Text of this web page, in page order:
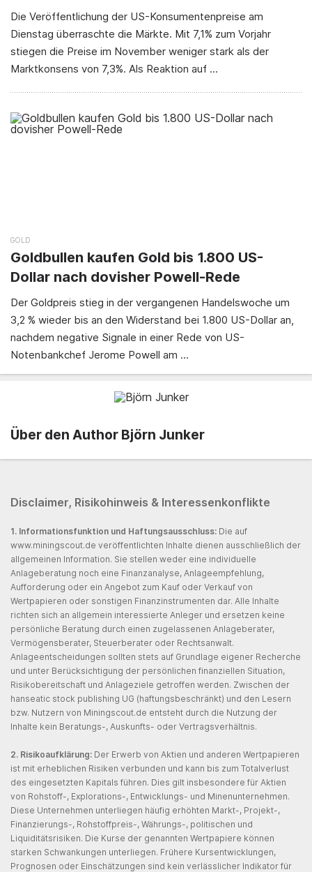
Die Veröffentlichung der US-Konsumentenpreise am
Dienstag überraschte die Märkte. Mit 7,1% zum Vorjahr
stiegen die Preise im November weniger stark als der
Marktkonsens von 7,3%. Als Reaktion auf ...
GOLD
Goldbullen kaufen Gold bis 1.800 US-
Dollar nach dovisher Powell-Rede
Der Goldpreis stieg in der vergangenen Handelswoche um
3,2 % wieder bis an den Widerstand bei 1.800 US-Dollar an,
nachdem negative Signale in einer Rede von US-
Notenbankchef Jerome Powell am ...
Über den Author Björn Junker
Disclaimer, Risikohinweis & Interessenkonflikte
1. Informationsfunktion und Haftungsausschluss: Die auf
www.miningscout.de veröffentlichten Inhalte dienen ausschließlich der
allgemeinen Information. Sie stellen weder eine individuelle
Anlageberatung noch eine Finanzanalyse, Anlageempfehlung,
Aufforderung oder ein Angebot zum Kauf oder Verkauf von
Wertpapieren oder sonstigen Finanzinstrumenten dar. Alle Inhalte
richten sich an allgemein interessierte Anleger und ersetzen keine
persönliche Beratung durch einen zugelassenen Anlageberater,
Vermögensberater, Steuerberater oder Rechtsanwalt.
Anlageentscheidungen sollten stets auf Grundlage eigener Recherche
und unter Berücksichtigung der persönlichen finanziellen Situation,
Risikobereitschaft und Anlageziele getroffen werden. Zwischen der
hanseatic stock publishing UG (haftungsbeschränkt) und den Lesern
bzw. Nutzern von Miningscout.de entsteht durch die Nutzung der
Inhalte kein Beratungs-, Auskunfts- oder Vertragsverhältnis.
2. Risikoaufklärung: Der Erwerb von Aktien und anderen Wertpapieren
ist mit erheblichen Risiken verbunden und kann bis zum Totalverlust
des eingesetzten Kapitals führen. Dies gilt insbesondere für Aktien
von Rohstoff-, Explorations-, Entwicklungs- und Minenunternehmen.
Diese Unternehmen unterliegen häufig erhöhten Markt-, Projekt-,
Finanzierungs-, Rohstoffpreis-, Währungs-, politischen und
Liquiditätsrisiken. Die Kurse der genannten Wertpapiere können
starken Schwankungen unterliegen. Frühere Kursentwicklungen,
Prognosen oder Einschätzungen sind kein verlässlicher Indikator für